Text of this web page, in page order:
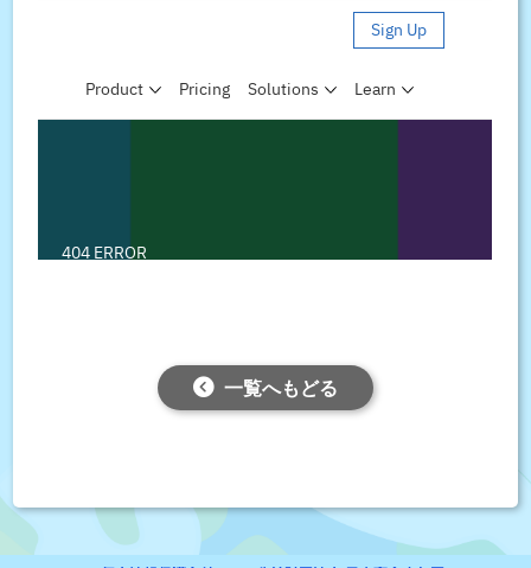
一覧へもどる